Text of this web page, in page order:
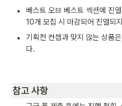
•
베스트 오브 베스트 섹션에 진
10개 모집 시 마감되어 진열되
•
기획전 컨셉과 맞지 않는 상품
다.
참고 사항